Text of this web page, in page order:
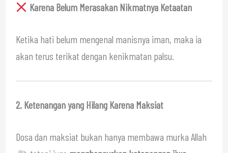
Karena Belum Merasakan Nikmatnya Ketaatan
Ketika hati belum mengenal manisnya iman, maka ia
akan terus terikat dengan kenikmatan palsu.
2. Ketenangan yang Hilang Karena Maksiat
Dosa dan maksiat bukan hanya membawa murka Allah